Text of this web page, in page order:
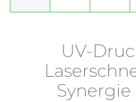
UV-
Synergie